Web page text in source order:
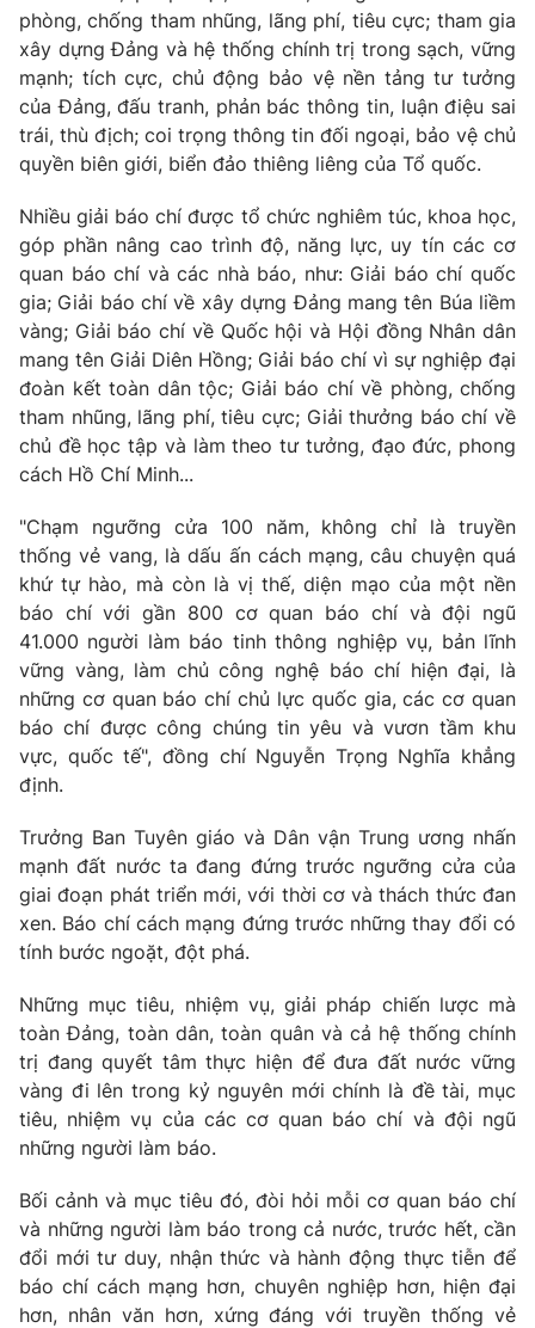
phòng, chống tham nhũng, lãng phí, tiêu cực; tham gia
xây dựng Đảng và hệ thống chính trị trong sạch, vững
mạnh; tích cực, chủ động bảo vệ nền tảng tư tưởng
của Đảng, đấu tranh, phản bác thông tin, luận điệu sai
trái, thù địch; coi trọng thông tin đối ngoại, bảo vệ chủ
quyền biên giới, biển đảo thiêng liêng của Tổ quốc.
Nhiều giải báo chí được tổ chức nghiêm túc, khoa học,
góp phần nâng cao trình độ, năng lực, uy tín các cơ
quan báo chí và các nhà báo, như: Giải báo chí quốc
gia; Giải báo chí về xây dựng Đảng mang tên Búa liềm
vàng; Giải báo chí về Quốc hội và Hội đồng Nhân dân
mang tên Giải Diên Hồng; Giải báo chí vì sự nghiệp đại
đoàn kết toàn dân tộc; Giải báo chí về phòng, chống
tham nhũng, lãng phí, tiêu cực; Giải thưởng báo chí về
chủ đề học tập và làm theo tư tưởng, đạo đức, phong
cách Hồ Chí Minh...
"Chạm ngưỡng cửa 100 năm, không chỉ là truyền
thống vẻ vang, là dấu ấn cách mạng, câu chuyện quá
khứ tự hào, mà còn là vị thế, diện mạo của một nền
báo chí với gần 800 cơ quan báo chí và đội ngũ
41.000 người làm báo tinh thông nghiệp vụ, bản lĩnh
vững vàng, làm chủ công nghệ báo chí hiện đại, là
những cơ quan báo chí chủ lực quốc gia, các cơ quan
báo chí được công chúng tin yêu và vươn tầm khu
vực, quốc tế", đồng chí Nguyễn Trọng Nghĩa khẳng
định.
Trưởng Ban Tuyên giáo và Dân vận Trung ương nhấn
mạnh đất nước ta đang đứng trước ngưỡng cửa của
giai đoạn phát triển mới, với thời cơ và thách thức đan
xen. Báo chí cách mạng đứng trước những thay đổi có
tính bước ngoặt, đột phá.
Những mục tiêu, nhiệm vụ, giải pháp chiến lược mà
toàn Đảng, toàn dân, toàn quân và cả hệ thống chính
trị đang quyết tâm thực hiện để đưa đất nước vững
vàng đi lên trong kỷ nguyên mới chính là đề tài, mục
tiêu, nhiệm vụ của các cơ quan báo chí và đội ngũ
những người làm báo.
Bối cảnh và mục tiêu đó, đòi hỏi mỗi cơ quan báo chí
và những người làm báo trong cả nước, trước hết, cần
đổi mới tư duy, nhận thức và hành động thực tiễn để
báo chí cách mạng hơn, chuyên nghiệp hơn, hiện đại
hơn, nhân văn hơn, xứng đáng với truyền thống vẻ